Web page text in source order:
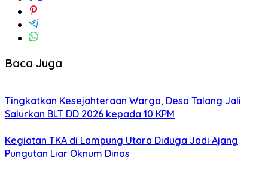
Baca Juga
Tingkatkan Kesejahteraan Warga, Desa Talang Jali
Salurkan BLT DD 2026 kepada 10 KPM
Kegiatan TKA di Lampung Utara Diduga Jadi Ajang
Pungutan Liar Oknum Dinas